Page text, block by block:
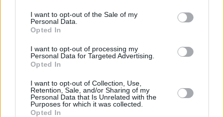
I want to opt-out of the Sale of my
Personal Data.
Opted In
I want to opt-out of processing my
Personal Data for Targeted Advertising.
Opted In
I want to opt-out of Collection, Use,
Retention, Sale, and/or Sharing of my
Personal Data that Is Unrelated with the
Purposes for which it was collected.
Opted In
Nr. 8
Šķirstīt | Iegādāties
Nr. 7
Šķirstīt | Iegādāties